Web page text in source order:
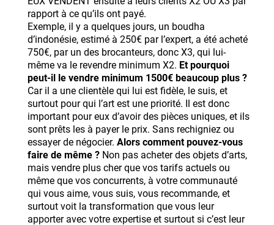
rapport à ce qu’ils ont payé.
Exemple, il y a quelques jours, un boudha
d’indonésie, estimé à 250€ par l’expert, a été acheté
750€, par un des brocanteurs, donc X3, qui lui-
même va le revendre minimum X2. Et pourquoi
peut-il le vendre minimum 1500€ beaucoup plus ?
Car il a une clientèle qui lui est fidèle, le suis, et
surtout pour qui l’art est une priorité. Il est donc
important pour eux d’avoir des pièces uniques, et ils
sont prêts les à payer le prix. Sans rechigniez ou
essayer de négocier. Alors comment pouvez-vous
faire de même ? Non pas acheter des objets d’arts,
mais vendre plus cher que vos tarifs actuels ou
même que vos concurrents, à votre communauté
qui vous aime, vous suis, vous recommande, et
surtout voit la transformation que vous leur
apporter avec votre expertise et surtout si c’est leur